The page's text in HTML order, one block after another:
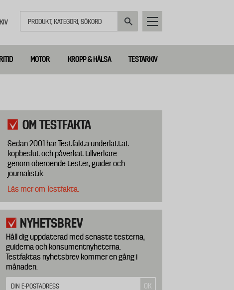
MOTOR KROPP & HÄLSA TESTARKIV
OM TESTFAKTA
Sedan 2001 har Testfakta underlättat
köpbeslut och påverkat tillverkare
genom oberoende tester, guider och
journalistik.
Läs mer om Testfakta.
NYHETSBREV
Håll dig uppdaterad med senaste testerna,
guiderna och konsumentnyheterna.
Testfaktas nyhetsbrev kommer en gång i
månaden.